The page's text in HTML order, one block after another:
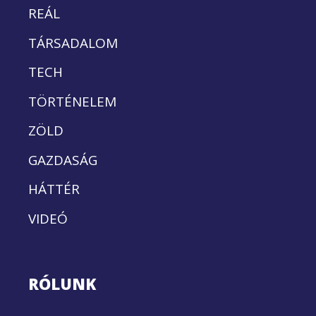
REÁL
TÁRSADALOM
TECH
TÖRTÉNELEM
ZÖLD
GAZDASÁG
HÁTTÉR
VIDEÓ
RÓLUNK